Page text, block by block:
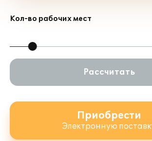
Кол-во рабочих мест
Рассчитать
Приобрести
Электронную